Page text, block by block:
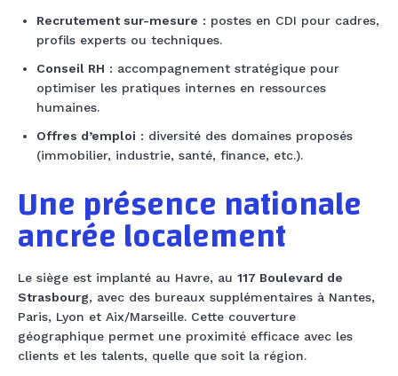
Recrutement sur-mesure : postes en CDI pour cadres,
profils experts ou techniques.
Conseil RH : accompagnement stratégique pour
optimiser les pratiques internes en ressources
humaines.
Offres d’emploi : diversité des domaines proposés
(immobilier, industrie, santé, finance, etc.).
Une présence nationale
ancrée localement
Le siège est implanté au Havre, au 117 Boulevard de
Strasbourg, avec des bureaux supplémentaires à Nantes,
Paris, Lyon et Aix/Marseille. Cette couverture
géographique permet une proximité efficace avec les
clients et les talents, quelle que soit la région.